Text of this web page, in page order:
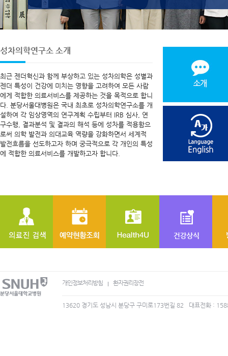
성차의학연구소 소개
최근 젠더혁신과 함께 부상하고 있는 성차의학은 성별과
젠더 특성이 건강에 미치는 영향을 고려하여 모든 사람
에게 적합한 의료서비스를 제공하는 것을 목적으로 합니
다. 분당서울대병원은 국내 최초로 성차의학연구소를 개
설하여 각 임상영역의 연구계획 수립부터 IRB 심사, 연
구수행, 결과분석 및 결과의 해석 등에 성차를 적용함으
로써 의학 발전과 의대교육 역량을 강화하면서 세계적
발전흐름을 선도하고자 하며 궁극적으로 각 개인의 특성
에 적합한 의료서비스를 개발하고자 합니다.
개인정보처리방침 환자권리장전
13620 경기도 성남시 분당구 구미로173번길 82 대표전화 :